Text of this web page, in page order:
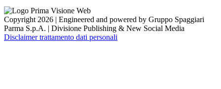
Copyright 2026 | Engineered and powered by Gruppo Spaggiari
Parma S.p.A. | Divisione Publishing & New Social Media
Disclaimer trattamento dati personali